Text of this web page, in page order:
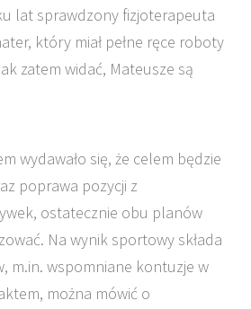
lat sprawdzony fizjoterapeuta
który miał pełne ręce roboty
zatem widać, Mateusze są
wydawało się, że celem będzie
poprawa pozycji z
ostatecznie obu planów
Na wynik sportowy składa
m.in. wspomniane kontuzje w
można mówić o